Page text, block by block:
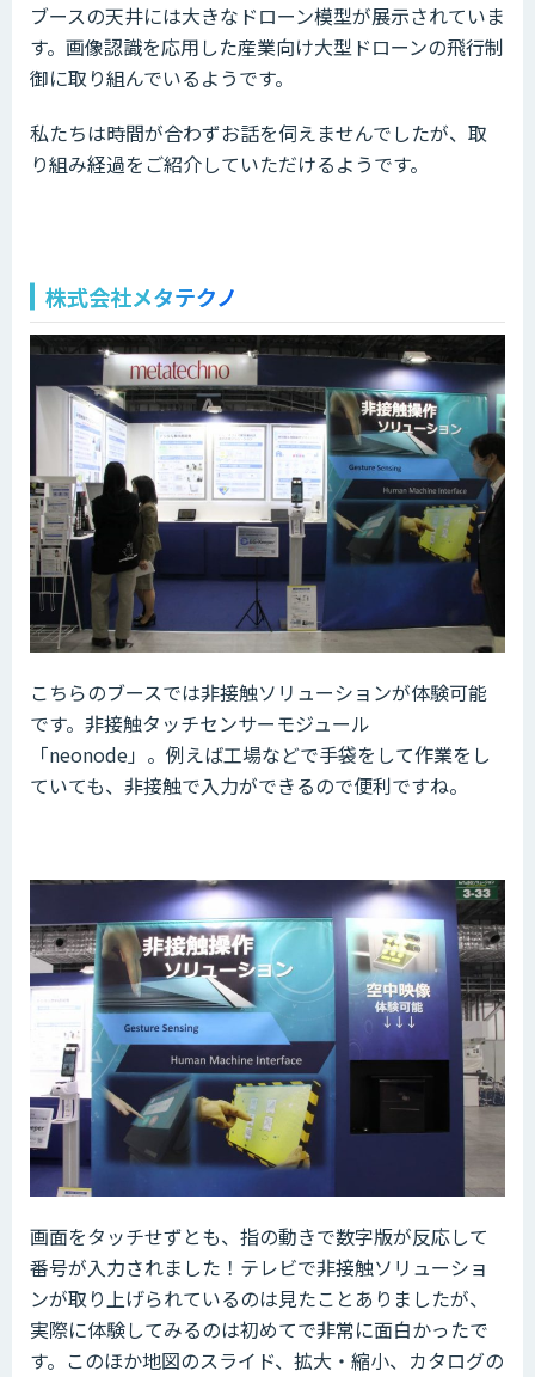
ブースの天井には大きなドローン模型が展示されていま
す。画像認識を応用した産業向け大型ドローンの飛行制
御に取り組んでいるようです。
私たちは時間が合わずお話を伺えませんでしたが、取
り組み経過をご紹介していただけるようです。
株式会社メタテクノ
こちらのブースでは非接触ソリューションが体験可能
です。非接触タッチセンサーモジュール
「neonode」。例えば工場などで手袋をして作業をし
ていても、非接触で入力ができるので便利ですね。
画面をタッチせずとも、指の動きで数字版が反応して
番号が入力されました！テレビで非接触ソリューショ
ンが取り上げられているのは見たことありましたが、
実際に体験してみるのは初めてで非常に面白かったで
す。このほか地図のスライド、拡大・縮小、カタログの